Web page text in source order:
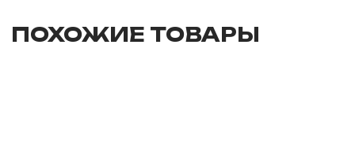
ПОХОЖИЕ ТОВАРЫ